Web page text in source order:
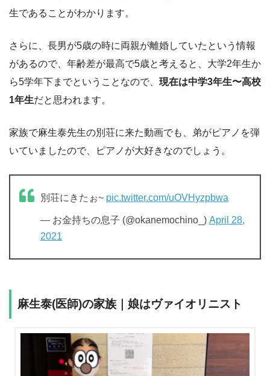
生であることがわかります。
さらに、長男が5歳の時に両親が離婚していたという情報
があるので、年齢差が最高で5歳と考えると、大学2年生か
ら5学年下までということなので、 現在は中学3年生〜高校
1年生だと思われます。
家族で麻生泰先生の別荘に来た動画でも、弟がピアノを弾
いていましたので、ピアノが大好きなのでしょう。
別荘にきたぉ~ pic.twitter.com/uOVHyzpbwa
— お金持ちの息子 (@okanemochino_) April 28,
2021
麻生泰(医師)の家族｜娘はヴァイオリニスト